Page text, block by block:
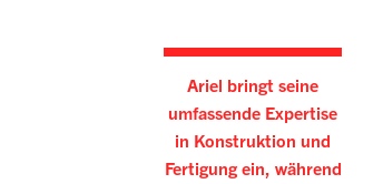
Ariel bringt seine
umfassende Expertise
in Konstruktion und
Fertigung ein, während